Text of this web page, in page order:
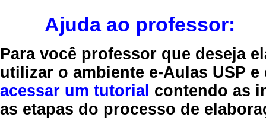
Ajuda ao professor:
Para você professor que deseja
utilizar o ambiente e-Aulas USP
acessar um tutorial contendo as
as etapas do processo de